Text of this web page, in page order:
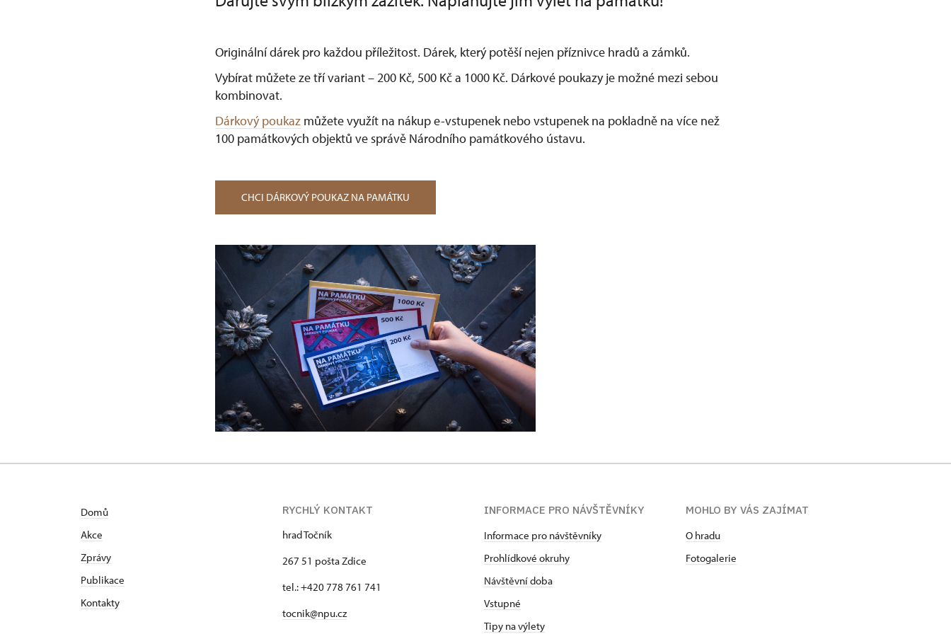
Originální dárek pro každou příležitost. Dárek, který potěší nejen příznivce hradů a zámků.
Vybírat můžete ze tří variant –⁠ 200 Kč, 500 Kč a 1000 Kč. Dárkové poukazy je možné mezi sebou
kombinovat.
Dárkový poukaz můžete využít na nákup e-vstupenek nebo vstupenek na pokladně na více než
100 památkových objektů ve správě Národního památkového ústavu.
CHCI DÁRKOVÝ POUKAZ NA PAMÁTKU
Domů
Akce
Zprávy
Publikace
Kontakty
RYCHLÝ KONTAKT
hrad Točník
267 51 pošta Zdice
tel.: +420 778 761 741
tocnik@npu.cz
INFORMACE PRO NÁVŠTĚVNÍKY
Informace pro návštěvníky
Prohlídkové okruhy
Návštěvní doba
Vstupné
Tipy na výlety
MOHLO BY VÁS ZAJÍMAT
O hradu
Fotogalerie